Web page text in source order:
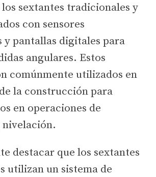
sextantes tradicionales y
con sensores
y pantallas digitales para
angulares. Estos
comúnmente utilizados en
la construcción para
en operaciones de
destacar que los sextantes
utilizan un sistema de